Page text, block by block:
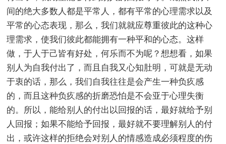
间的绝大多数人都是平常人，都有平常的心理需求以及
平常的心态表现，那么，我们就就应尊重彼此的这种心
理需求，使我们彼此都能拥有一种平和的心态。这样
做，于人于己皆有好处，何乐而不为呢？想想看，如果
别人为自我付出了，而且自我又心知肚明，可就是无动
于衷的话，那么，我们自我往往是会产生一种负疚感
的，而且这种负疚感的折磨恐怕是不会亚于心理失衡
的。所以，能给别人的付出以回报的话，最好就给予别
人回报；如果不能给予回报，最好就不要理解别人的付
出，或许这样的拒绝会对别人的情感造成必须程度的伤